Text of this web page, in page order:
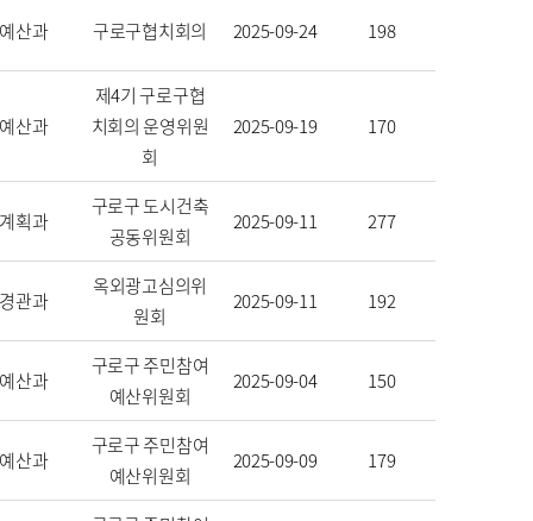
산과 구로구협치회의 2025-09-24 198
산과
제4기 구로구협
치회의 운영위원
회
2025-09-19 170
획과
구로구 도시건축
공동위원회
2025-09-11 277
관과
옥외광고심의위
원회
2025-09-11 192
산과
구로구 주민참여
예산위원회
2025-09-04 150
산과
구로구 주민참여
예산위원회
2025-09-09 179